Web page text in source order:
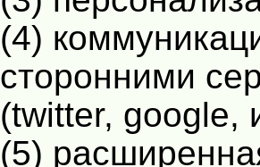
(4)
сторонними
(twitter, google,
(5)